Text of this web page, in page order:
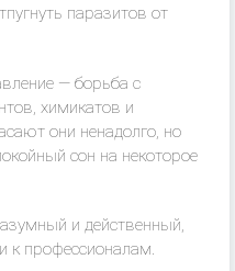
паразитов от
— борьба с
химикатов и
они ненадолго, но
сон на некоторое
и действенный,
к профессионалам.